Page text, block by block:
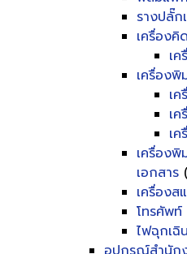
รางปลั๊ก
เครื่องคิ
เ
เครื่อง
เ
เ
เ
เครื่องพิ
เอกสาร
เครื่องส
โทรศัพท์
ไฟฉุกเฉิน